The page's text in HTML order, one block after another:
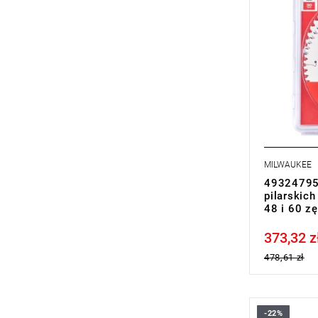
MILWAUKEE
pilarskich
48 i 60
Price tax
373,32
478,61 zł
-22%